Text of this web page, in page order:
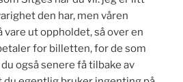
den har, men våren
ut oppholdet, så over en
for billetten, for de som
også senere få tilbake av